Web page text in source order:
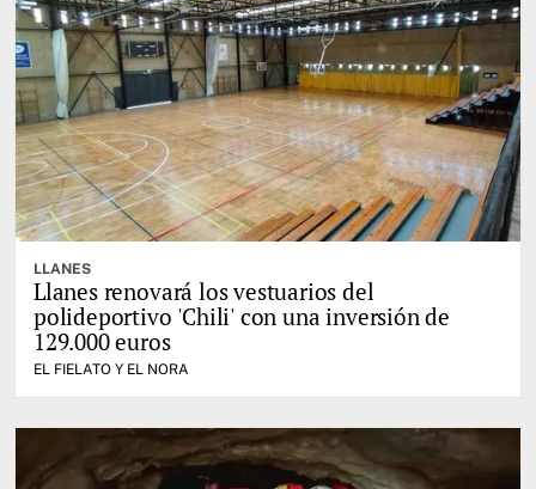
LLANES
Llanes renovará los vestuarios del
polideportivo 'Chili' con una inversión de
129.000 euros
EL FIELATO Y EL NORA